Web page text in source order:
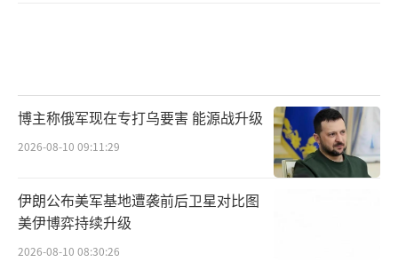
博主称俄军现在专打乌要害 能源战升级
2026-08-10 09:11:29
伊朗公布美军基地遭袭前后卫星对比图
美伊博弈持续升级
2026-08-10 08:30:26